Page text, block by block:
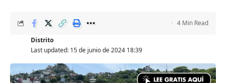
Last updated: 15 de junio de 2024 18:39
Distrito
4 Min Read